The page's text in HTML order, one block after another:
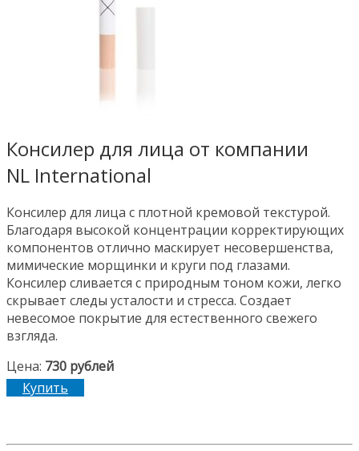
Консилер для лица от компании
NL International
Консилер для лица с плотной кремовой текстурой.
Благодаря высокой концентрации корректирующих
компонентов отлично маскирует несовершенства,
мимические морщинки и круги под глазами.
Консилер сливается с природным тоном кожи, легко
скрывает следы усталости и стресса. Создает
невесомое покрытие для естественного свежего
взгляда.
Цена: 730 рублей
Купить